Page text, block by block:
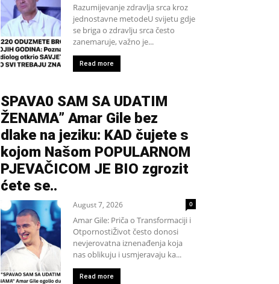
Razumijevanje zdravlja srca kroz
jednostavne metodeU svijetu gdje
se briga o zdravlju srca često
zanemaruje, važno je...
Read more
SPAVA0 SAM SA UDATIM
ŽENAMA” Amar Gile bez
dlake na jeziku: KAD čujete s
kojom Našom POPULARNOM
PJEVAČICOM JE BIO zgrozit
ćete se..
August 7, 2026 0
Amar Gile: Priča o Transformaciji i
OtpornostiŽivot često donosi
nevjerovatna iznenađenja koja
nas oblikuju i usmjeravaju ka...
Read more